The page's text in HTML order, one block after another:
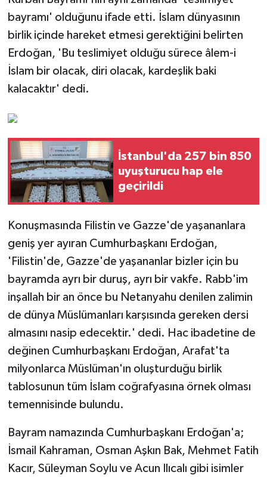
bayramı' olduğunu ifade etti. İslam dünyasının
birlik içinde hareket etmesi gerektiğini belirten
Erdoğan, 'Bu teslimiyet olduğu sürece âlem-i
İslam bir olacak, diri olacak, kardeşlik baki
kalacaktır' dedi.
İstanbul'da 257 bin 850
uyuşturucu hap ele
geçirildi
Konuşmasında Filistin ve Gazze'de yaşananlara
geniş yer ayıran Cumhurbaşkanı Erdoğan,
'Filistin'de, Gazze'de yaşananlar bizler için bu
bayramda ayrı bir duruş, ayrı bir vakfe. Rabb'im
inşallah bir an önce bu Netanyahu denilen zalimin
de dünya Müslümanları karşısında gereken dersi
almasını nasip edecektir.' dedi. Hac ibadetine de
değinen Cumhurbaşkanı Erdoğan, Arafat'ta
milyonlarca Müslüman'ın oluşturduğu birlik
tablosunun tüm İslam coğrafyasına örnek olması
temennisinde bulundu.
Bayram namazında Cumhurbaşkanı Erdoğan'a;
İsmail Kahraman, Osman Aşkın Bak, Mehmet Fatih
Kacır, Süleyman Soylu ve Acun Ilıcalı gibi isimler